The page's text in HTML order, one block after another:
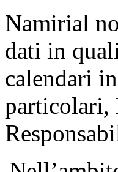
Namirial
dati in
calendari
particolari,